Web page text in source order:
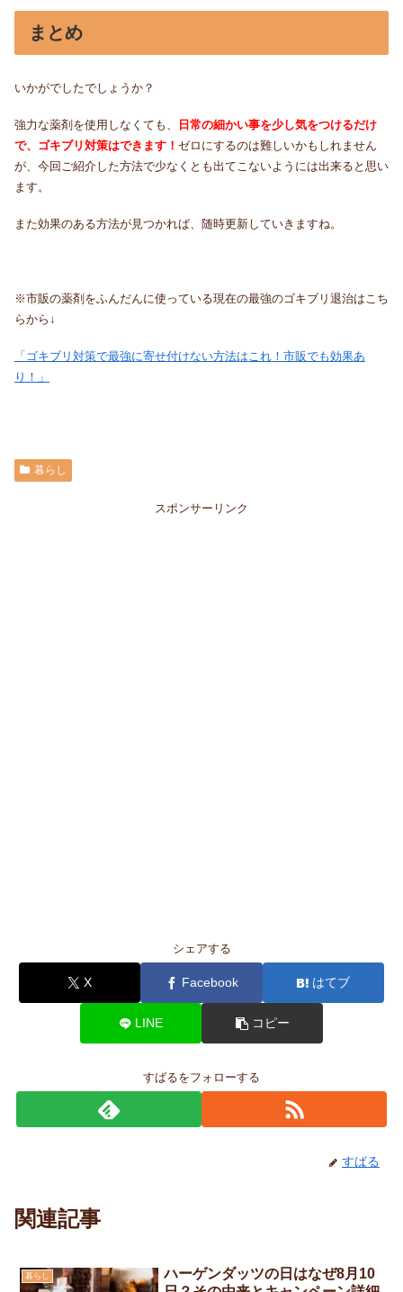
まとめ
いかがでしたでしょうか？
強力な薬剤を使用しなくても、
日常の細かい事を少し気をつけるだけ
で、ゴキブリ対策はできます！ ゼロにするのは難しいかもしれません
が、今回ご紹介した方法で少なくとも出てこないようには出来ると思い
ます。
また効果のある方法が見つかれば、随時更新していきますね。
※市販の薬剤をふんだんに使っている現在の最強のゴキブリ退治はこち
らから↓
「ゴキブリ対策で最強に寄せ付けない方法はこれ！市販でも効果あ
り！」
暮らし
スポンサーリンク
シェアする
X Facebook はてブ
LINE コピー
すばるをフォローする
すばる
関連記事
暮らし
ハーゲンダッツの日はなぜ8月10